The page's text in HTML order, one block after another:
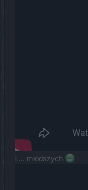
i ... młodszych